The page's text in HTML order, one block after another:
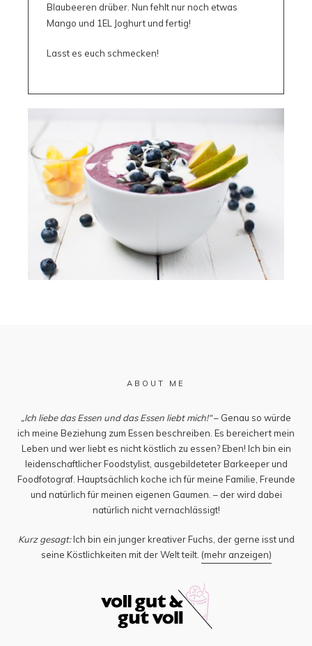
Blaubeeren drüber. Nun fehlt nur noch etwas
Mango und 1EL Joghurt und fertig!
Lasst es euch schmecken!
ABOUT ME
„Ich liebe das Essen und das Essen liebt mich!“– Genau so würde
ich meine Beziehung zum Essen beschreiben. Es bereichert mein
Leben und wer liebt es nicht köstlich zu essen? Eben! Ich bin ein
leidenschaftlicher Foodstylist, ausgebildeteter Barkeeper und
Foodfotograf. Hauptsächlich koche ich für meine Familie, Freunde
und natürlich für meinen eigenen Gaumen. – der wird dabei
natürlich nicht vernachlässigt!
Kurz gesagt:Ich bin ein junger kreativer Fuchs, der gerne isst und
seine Köstlichkeiten mit der Welt teilt. (mehr anzeigen)